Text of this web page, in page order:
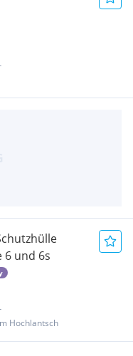
6 und 6s
Hochlantsch